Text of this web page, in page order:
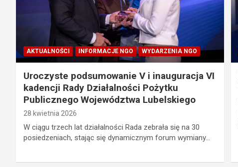
AKTUALNOŚCI INFORMACJE NGO WYDARZENIA NGO
Uroczyste podsumowanie V i inauguracja VI
kadencji Rady Działalności Pożytku
Publicznego Województwa Lubelskiego
28 kwietnia 2026
W ciągu trzech lat działalności Rada zebrała się na 30
posiedzeniach, stając się dynamicznym forum wymiany…